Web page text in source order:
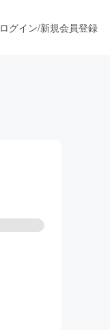
ログイン/新規会員登録